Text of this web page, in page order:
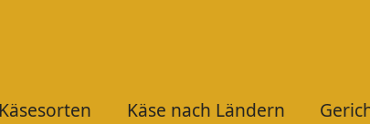
Käsesorten Käse nach Ländern